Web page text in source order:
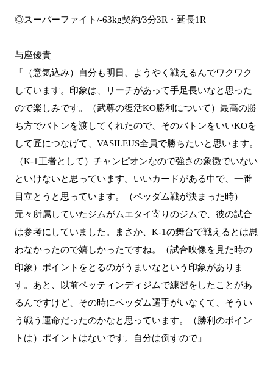
◎スーパーファイト/-63kg契約/3分3R・延長1R
与座優貴
「（意気込み）自分も明日、ようやく戦えるんでワクワク
しています。印象は、リーチがあって手足長いなと思った
ので楽しみです。（武尊の復活KO勝利について）最高の勝
ち方でバトンを渡してくれたので、そのバトンをいいKOを
して匠につなげて、VASILEUS全員で勝ちたいと思います。
（K-1王者として）チャンピオンなので強さの象徴でいない
といけないと思っています。いいカードがある中で、一番
目立とうと思っています。（ペッダム戦が決まった時）
元々所属していたジムがムエタイ寄りのジムで、彼の試合
は参考にしていました。まさか、K-1の舞台で戦えるとは思
わなかったので嬉しかったですね。（試合映像を見た時の
印象）ポイントをとるのがうまいなという印象がありま
す。あと、以前ペッティンディジムで練習をしたことがあ
るんですけど、その時にペッダム選手がいなくて、そうい
う戦う運命だったのかなと思っています。（勝利のポイン
トは）ポイントはないです。自分は倒すので」